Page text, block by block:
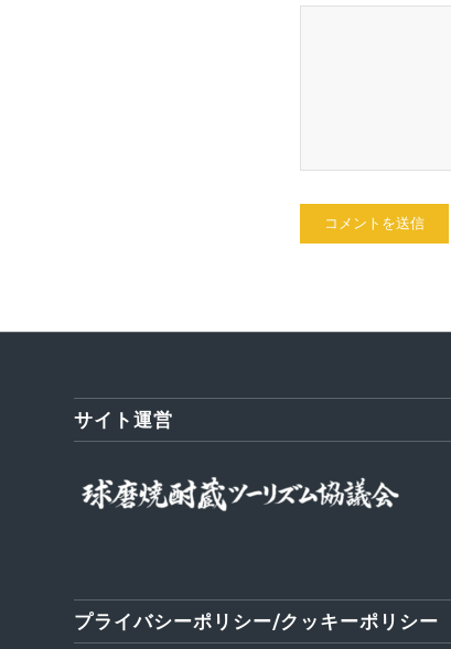
サイト運営
プライバシーポリシー/クッキーポリシー